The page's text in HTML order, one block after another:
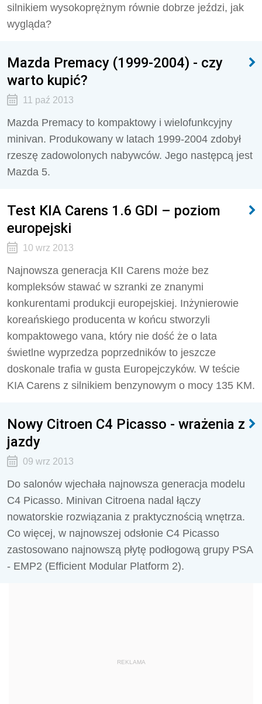
silnikiem wysokoprężnym równie dobrze jeździ, jak
wygląda?
Mazda Premacy (1999-2004) - czy
warto kupić?
11 paź 2013
Mazda Premacy to kompaktowy i wielofunkcyjny
minivan. Produkowany w latach 1999-2004 zdobył
rzeszę zadowolonych nabywców. Jego następcą jest
Mazda 5.
Test KIA Carens 1.6 GDI – poziom
europejski
10 wrz 2013
Najnowsza generacja KII Carens może bez
kompleksów stawać w szranki ze znanymi
konkurentami produkcji europejskiej. Inżynierowie
koreańskiego producenta w końcu stworzyli
kompaktowego vana, który nie dość że o lata
świetlne wyprzedza poprzedników to jeszcze
doskonale trafia w gusta Europejczyków. W teście
KIA Carens z silnikiem benzynowym o mocy 135 KM.
Nowy Citroen C4 Picasso - wrażenia z
jazdy
09 wrz 2013
Do salonów wjechała najnowsza generacja modelu
C4 Picasso. Minivan Citroena nadal łączy
nowatorskie rozwiązania z praktycznością wnętrza.
Co więcej, w najnowszej odsłonie C4 Picasso
zastosowano najnowszą płytę podłogową grupy PSA
- EMP2 (Efficient Modular Platform 2).
REKLAMA